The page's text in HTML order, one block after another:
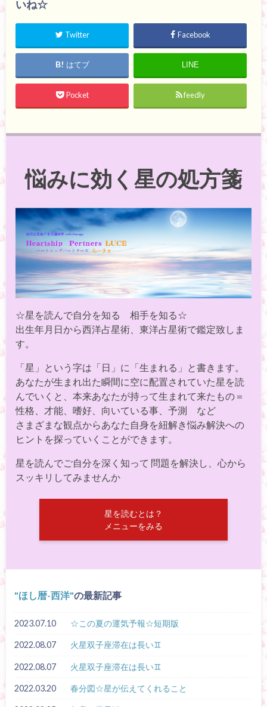
いね☆
Twitter Facebook
はてブ LINE
Pocket feedly
悩みに効く星の処方箋
☆星を読んで自分を知る 相手を知る☆
出生年月日から西洋占星術、東洋占星術で鑑定致しま
す。
「星」という字は「日」に「生まれる」と書きます。
あなたが生まれ出た瞬間に空に配置されていた星を読
んでいくと、本来あなたが持って生まれて来たもの＝
性格、才能、嗜好、向いている事、予測 など
さまざまな観点からあなた自身を紐解き悩み解決への
ヒントを探っていくことができます。
星を読んでご自分を深く知って 問題を解決し、心から
スッキリしてみませんか
星を読むとは？
メニューをみる
ほし暦-西洋 の最新記事
2023.07.10 ☆この夏の運気予報☆短期版
2022.08.07 火星双子座滞在は長い♊
2022.08.07 火星双子座滞在は長い♊
2022.03.20 春分図☆星が伝えてくれること